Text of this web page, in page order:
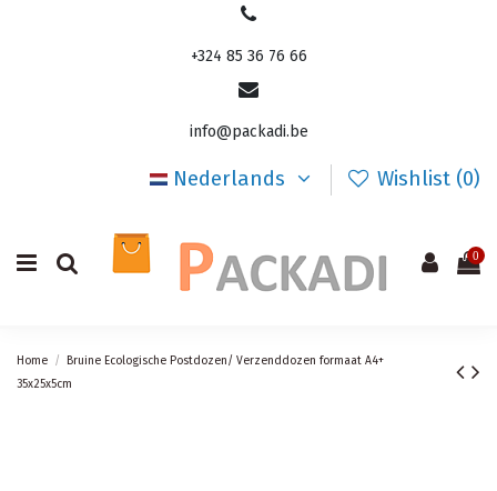
+324 85 36 76 66
info@packadi.be
Nederlands Wishlist (0)
0
Home
Bruine Ecologische Postdozen/ Verzenddozen formaat A4+
35x25x5cm